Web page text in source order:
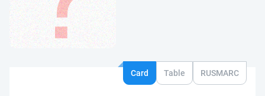
Card Table RUSMARC